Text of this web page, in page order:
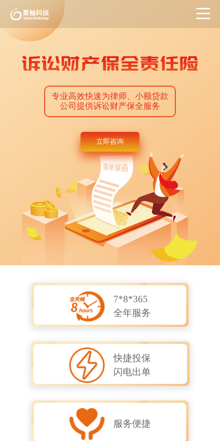
专业高效快速为律师、小额贷款
公司提供诉讼财产保全服务
立即咨询
7*8*365
全年服务
快捷投保
闪电出单
服务便捷